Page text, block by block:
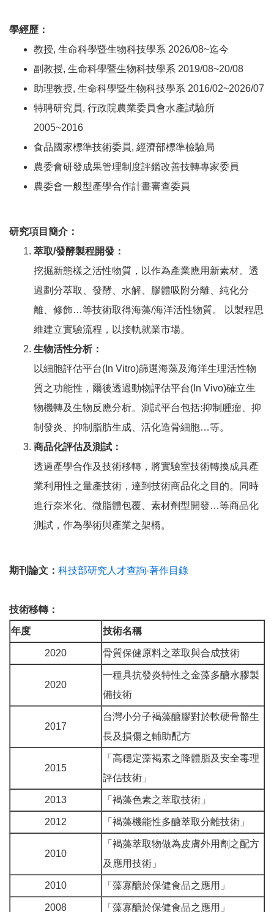
學經歷：
教授, 生命科學暨生物科技學系 2026/08~迄今
副教授, 生命科學暨生物科技學系 2019/08~20/08
助理教授, 生命科學暨生物科技學系 2016/02~2026/07
特聘研究員, 行政院農業委員會水產試驗所
2005~2016
食品國家標準技術委員, 經濟部標準檢驗局
農委會研發成果管理制度評鑑改善技轉專家委員
農委會一般型產學合作計畫審查委員
研究項目簡介：
萃取/發酵製程開發：
挖掘新態樣之活性物質，以作為產業應用新素材。透
過劃分萃取、發酵、水解、膠體吸附分離、純化分
離、修飾…等技術取得海藻/海洋活性物質。 以製程思
維建立實驗流程，以接軌就業市場。
生物活性分析：
以細胞評估平台(In Vitro)篩選海藻及海洋生理活性物
質之功能性，爾後透過動物評估平台(In Vivo)確立生
物機轉及生物反應分析。測試平台包括:抑制腫瘤、抑
制發炎、抑制脂肪生成、活化造骨細胞…等。
商品化評估及測試：
透過產學合作及技術移轉，將實驗室技術轉換成具產
業利用性之量產技術，達到技術商品化之目的。同時
進行奈米化、微脂體包覆、素材劑型開發…等商品化
測試，作為學術與產業之架橋。
期刊論文： 科技部研究人才查詢-著作目錄
技術移轉：
年度 技術名稱
2020 骨質保健原料之萃取與合成技術
2020
一種具抗發炎特性之金藻多醣水膠製
備技術
2017
台灣小分子褐藻醣膠對於軟硬骨骼生
長及損傷之輔助配方
2015
「高穩定藻褐素之降體脂及安全毒理
評估技術」
2013 「褐藻色素之萃取技術」
2012 「褐藻機能性多醣萃取分離技術」
2010
「褐藻萃取物做為皮膚外用劑之配方
及應用技術」
2010 「藻寡醣於保健食品之應用」
2008 「藻寡醣於保健食品之應用」